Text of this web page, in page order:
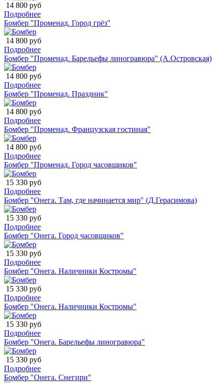
14 800 руб
Подробнее
Бомбер "Променад. Город грёз"
14 800 руб
Подробнее
Бомбер "Променад. Барельефы линогравюра" (А.Островская)
14 800 руб
Подробнее
Бомбер "Променад. Праздник"
14 800 руб
Подробнее
Бомбер "Променад. Французская гостиная"
14 800 руб
Подробнее
Бомбер "Променад. Город часовщиков"
15 330 руб
Подробнее
Бомбер "Онега. Там, где начинается мир" (Д.Герасимова)
15 330 руб
Подробнее
Бомбер "Онега. Город часовщиков"
15 330 руб
Подробнее
Бомбер "Онега. Наличники Костромы"
15 330 руб
Подробнее
Бомбер "Онега. Наличники Костромы"
15 330 руб
Подробнее
Бомбер "Онега. Барельефы линогравюра"
15 330 руб
Подробнее
Бомбер "Онега. Снегири"